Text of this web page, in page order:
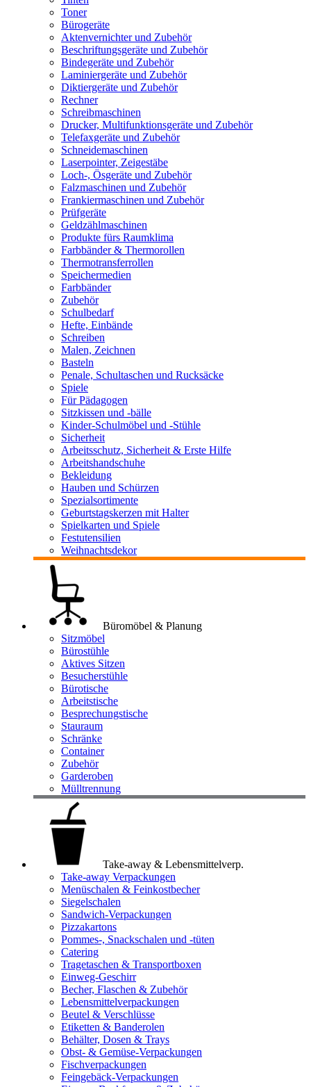
Toner
Bürogeräte
Aktenvernichter und Zubehör
Beschriftungsgeräte und Zubehör
Bindegeräte und Zubehör
Laminiergeräte und Zubehör
Diktiergeräte und Zubehör
Rechner
Schreibmaschinen
Drucker, Multifunktionsgeräte und Zubehör
Telefaxgeräte und Zubehör
Schneidemaschinen
Laserpointer, Zeigestäbe
Loch-, Ösgeräte und Zubehör
Falzmaschinen und Zubehör
Frankiermaschinen und Zubehör
Prüfgeräte
Geldzählmaschinen
Produkte fürs Raumklima
Farbbänder & Thermorollen
Thermotransferrollen
Speichermedien
Farbbänder
Zubehör
Schulbedarf
Hefte, Einbände
Schreiben
Malen, Zeichnen
Basteln
Penale, Schultaschen und Rucksäcke
Spiele
Für Pädagogen
Sitzkissen und -bälle
Kinder-Schulmöbel und -Stühle
Sicherheit
Arbeitsschutz, Sicherheit & Erste Hilfe
Arbeitshandschuhe
Bekleidung
Hauben und Schürzen
Spezialsortimente
Geburtstagskerzen mit Halter
Spielkarten und Spiele
Festutensilien
Weihnachtsdekor
Büromöbel & Planung
Sitzmöbel
Bürostühle
Aktives Sitzen
Besucherstühle
Bürotische
Arbeitstische
Besprechungstische
Stauraum
Schränke
Container
Zubehör
Garderoben
Mülltrennung
Take-away & Lebensmittelverp.
Take-away Verpackungen
Menüschalen & Feinkostbecher
Siegelschalen
Sandwich-Verpackungen
Pizzakartons
Pommes-, Snackschalen und -tüten
Catering
Tragetaschen & Transportboxen
Einweg-Geschirr
Becher, Flaschen & Zubehör
Lebensmittelverpackungen
Beutel & Verschlüsse
Etiketten & Banderolen
Behälter, Dosen & Trays
Obst- & Gemüse-Verpackungen
Fischverpackungen
Feingebäck-Verpackungen